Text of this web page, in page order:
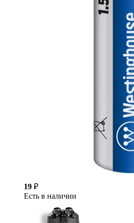
19 ₽
Есть в наличии